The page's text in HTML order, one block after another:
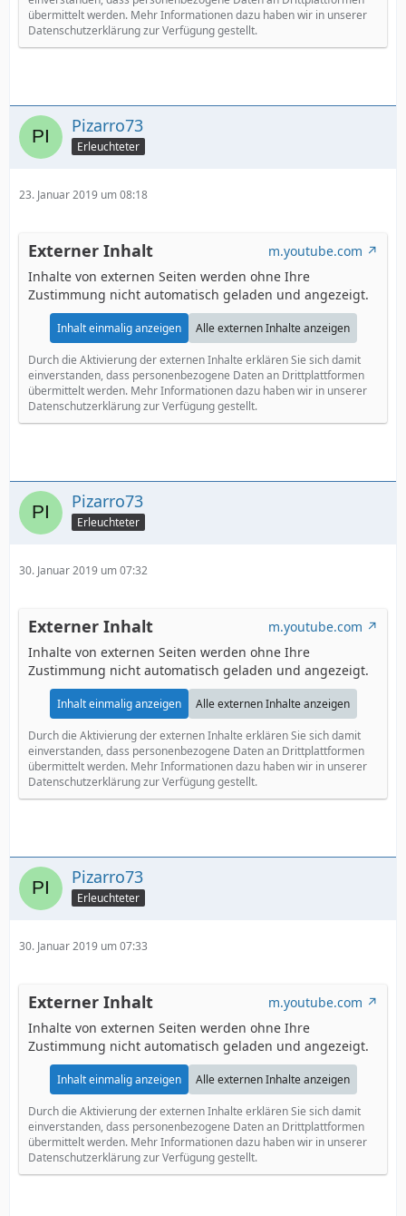
übermittelt werden. Mehr Informationen dazu haben wir in unserer
Datenschutzerklärung zur Verfügung gestellt.
Pizarro73
Erleuchteter
23. Januar 2019 um 08:18
Externer Inhalt
m.youtube.com
Inhalte von externen Seiten werden ohne Ihre
Zustimmung nicht automatisch geladen und angezeigt.
Inhalt einmalig anzeigen Alle externen Inhalte anzeigen
Durch die Aktivierung der externen Inhalte erklären Sie sich damit
einverstanden, dass personenbezogene Daten an Drittplattformen
übermittelt werden. Mehr Informationen dazu haben wir in unserer
Datenschutzerklärung zur Verfügung gestellt.
Pizarro73
Erleuchteter
30. Januar 2019 um 07:32
Externer Inhalt
m.youtube.com
Inhalte von externen Seiten werden ohne Ihre
Zustimmung nicht automatisch geladen und angezeigt.
Inhalt einmalig anzeigen Alle externen Inhalte anzeigen
Durch die Aktivierung der externen Inhalte erklären Sie sich damit
einverstanden, dass personenbezogene Daten an Drittplattformen
übermittelt werden. Mehr Informationen dazu haben wir in unserer
Datenschutzerklärung zur Verfügung gestellt.
Pizarro73
Erleuchteter
30. Januar 2019 um 07:33
Externer Inhalt
m.youtube.com
Inhalte von externen Seiten werden ohne Ihre
Zustimmung nicht automatisch geladen und angezeigt.
Inhalt einmalig anzeigen Alle externen Inhalte anzeigen
Durch die Aktivierung der externen Inhalte erklären Sie sich damit
einverstanden, dass personenbezogene Daten an Drittplattformen
übermittelt werden. Mehr Informationen dazu haben wir in unserer
Datenschutzerklärung zur Verfügung gestellt.